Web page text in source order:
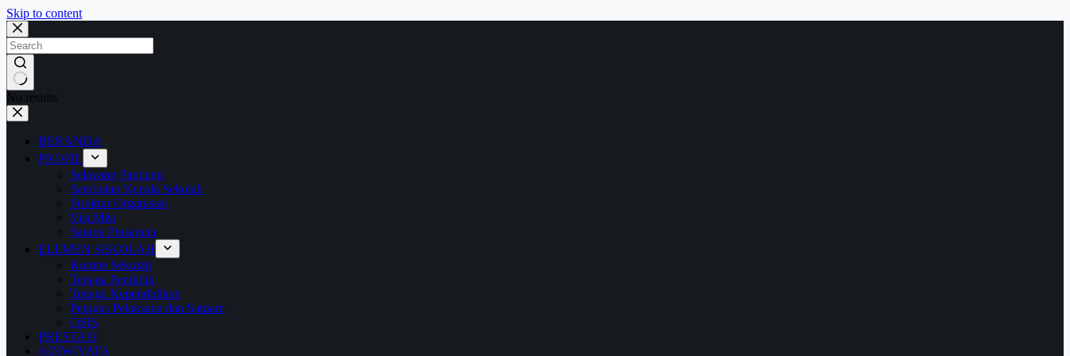
Skip to content
No results
BERANDA
PROFIL
Selayang Pandang
Sambutan Kepala Sekolah
Struktur Organisasi
Visi Misi
Sarana Prasarana
ELEMEN SEKOLAH
Komite Sekolah
Tenaga Pendidik
Tenaga Kependidikan
Petugas Pelaksana dan Satpam
OSIS
PRESTASI
ADIWIYATA